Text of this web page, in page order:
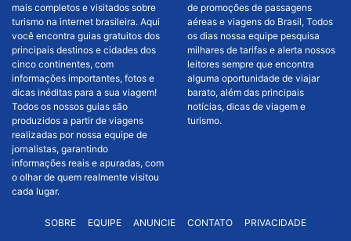
mais completos e visitados sobre
turismo na internet brasileira. Aqui
você encontra guias gratuitos dos
principais destinos e cidades dos
cinco continentes, com
informações importantes, fotos e
dicas inéditas para a sua viagem!
Todos os nossos guias são
produzidos a partir de viagens
realizadas por nossa equipe de
jornalistas, garantindo
informações reais e apuradas, com
o olhar de quem realmente visitou
cada lugar.
de promoções de passagens
aéreas e viagens do Brasil, Todos
os dias nossa equipe pesquisa
milhares de tarifas e alerta nossos
leitores sempre que encontra
alguma oportunidade de viajar
barato, além das principais
notícias, dicas de viagem e
turismo.
SOBRE EQUIPE ANUNCIE CONTATO PRIVACIDADE